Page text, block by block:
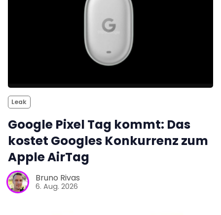
Leak
Google Pixel Tag kommt: Das
kostet Googles Konkurrenz zum
Apple AirTag
Bruno Rivas
6. Aug. 2026